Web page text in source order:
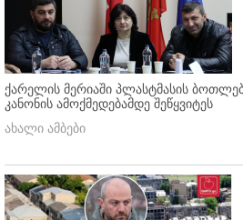
ქარელის მერიაში პლასტმასის
კანონის ამოქმედებამდე შეწყვიტეს
ახალი ამბები